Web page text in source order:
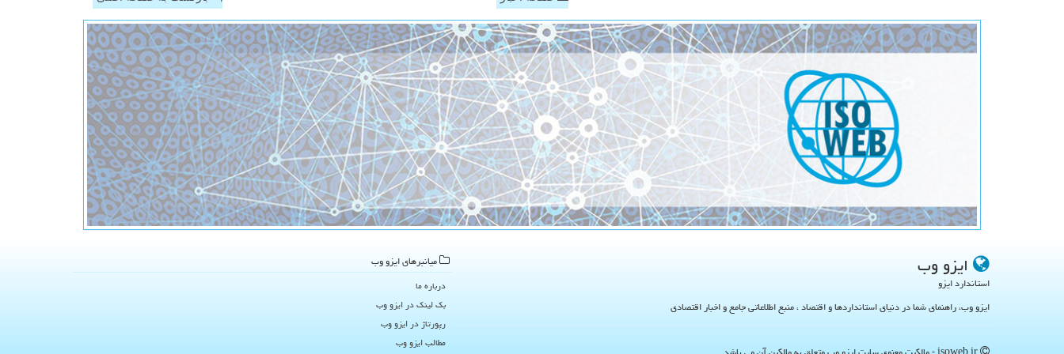
ایزو وب
استاندارد ایزو
ایزو وب، راهنمای شما در دنیای استانداردها و اقتصاد ، منبع اطلاعاتی جامع و اخبار اقتصادی
میانبرهای ایزو وب
درباره ما
بک لینک در ایزو وب
رپورتاژ در ایزو وب
مطالب ایزو وب